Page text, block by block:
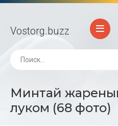
Vostorg.buzz
Минтай
луком (68 фото)